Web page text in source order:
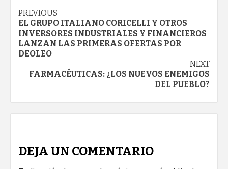
Continue
Reading
PREVIOUS
EL GRUPO ITALIANO CORICELLI Y OTROS
INVERSORES INDUSTRIALES Y FINANCIEROS
LANZAN LAS PRIMERAS OFERTAS POR
DEOLEO
NEXT
FARMACÉUTICAS: ¿LOS NUEVOS ENEMIGOS
DEL PUEBLO?
DEJA UN COMENTARIO